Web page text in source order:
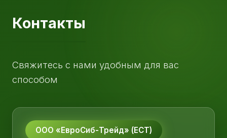
Контакты
Свяжитесь с нами удобным для вас
способом
ООО «ЕвроСиб-Трейд» (ЕСТ)